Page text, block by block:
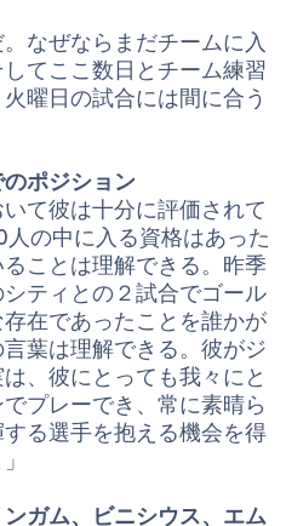
なぜならまだチームに入
てここ数日とチーム練習
曜日の試合には間に合う
ポジション
て彼は十分に評価されて
の中に入る資格はあった
ことは理解できる。昨季
シティとの２試合でゴール
在であったことを誰かが
葉は理解できる。彼がジ
、彼にとっても我々にと
プレーでき、常に素晴ら
る選手を抱える機会を得
ガム、ビニシウス、エム